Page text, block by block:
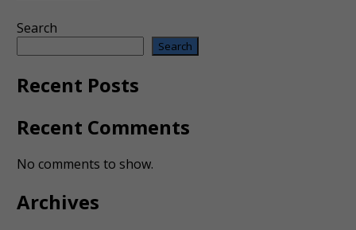
Search
Search
Recent Posts
Recent Comments
No comments to show.
Archives